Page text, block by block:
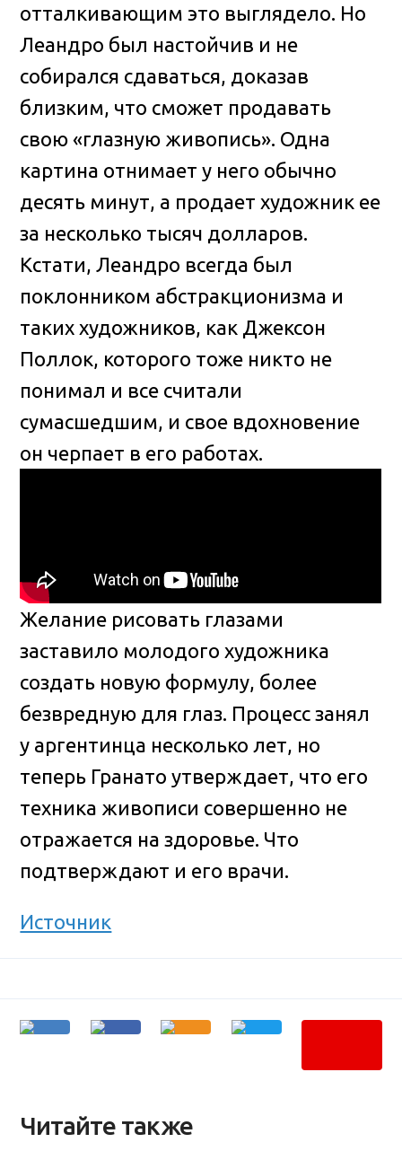
отталкивающим это выглядело. Но
Леандро был настойчив и не
собирался сдаваться, доказав
близким, что сможет продавать
свою «глазную живопись». Одна
картина отнимает у него обычно
десять минут, а продает художник ее
за несколько тысяч долларов.
Кстати, Леандро всегда был
поклонником абстракционизма и
таких художников, как Джексон
Поллок, которого тоже никто не
понимал и все считали
сумасшедшим, и свое вдохновение
он черпает в его работах.
Желание рисовать глазами
заставило молодого художника
создать новую формулу, более
безвредную для глаз. Процесс занял
у аргентинца несколько лет, но
теперь Гранато утверждает, что его
техника живописи совершенно не
отражается на здоровье. Что
подтверждают и его врачи.
Источник
Читайте также